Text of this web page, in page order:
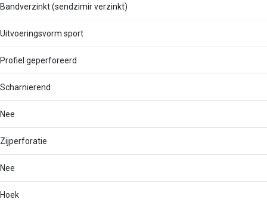
Bandverzinkt (sendzimir verzinkt)
Uitvoeringsvorm sport
Profiel geperforeerd
Scharnierend
Nee
Zijperforatie
Nee
Hoek